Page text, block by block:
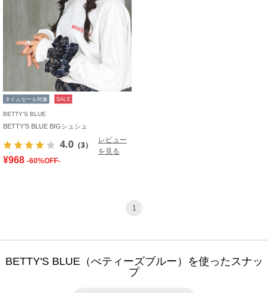
タイムセール対象 SALE
BETTY'S BLUE
BETTY’S BLUE BIGシュシュ
4.0 （3）
レビュー
を見る
¥968 -60%OFF-
1
BETTY'S BLUE（べティーズブルー）を使ったスナッ
プ